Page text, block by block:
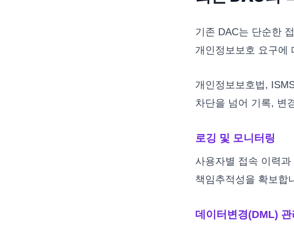
기존 DAC는 단순한
개인정보보호 요구에
개인정보보호법,
차단을 넘어 기록, 변
로깅 및 모니터링
사용자별 접속 이력
책임추적성을 확보합
데이터변경(DML) 관